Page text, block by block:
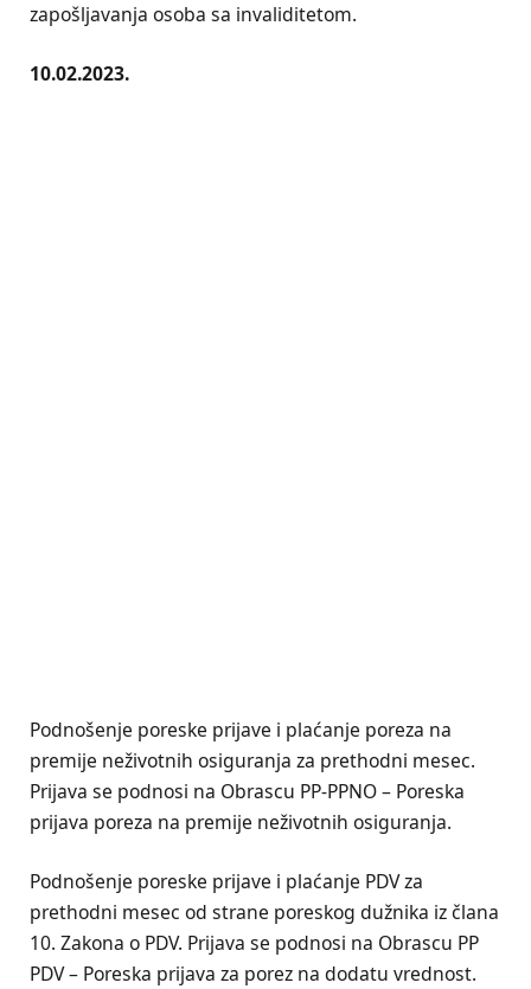
zapošljavanja osoba sa invaliditetom.
10.02.2023.
Podnošenje poreske prijave i plaćanje poreza na
premije neživotnih osiguranja za prethodni mesec.
Prijava se podnosi na Obrascu PP-PPNO – Poreska
prijava poreza na premije neživotnih osiguranja.
Podnošenje poreske prijave i plaćanje PDV za
prethodni mesec od strane poreskog dužnika iz člana
10. Zakona o PDV. Prijava se podnosi na Obrascu PP
PDV – Poreska prijava za porez na dodatu vrednost.